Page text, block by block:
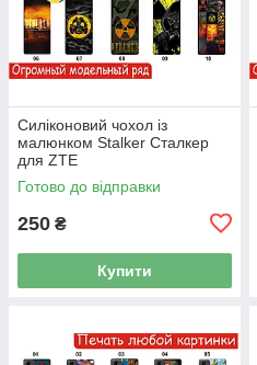
Силіконовий чохол із
малюнком Stalker Сталкер
для ZTE
Готово до відправки
250 ₴
Купити